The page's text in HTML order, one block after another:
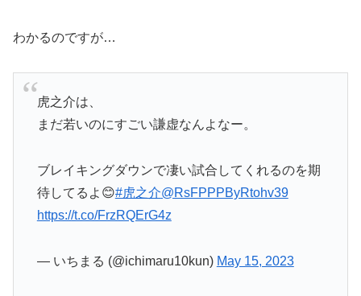
わかるのですが…
虎之介は、
まだ若いのにすごい謙虚なんよなー。
ブレイキングダウンで凄い試合してくれるのを期
待してるよ😊#虎之介@RsFPPPByRtohv39
https://t.co/FrzRQErG4z
— いちまる (@ichimaru10kun) May 15, 2023